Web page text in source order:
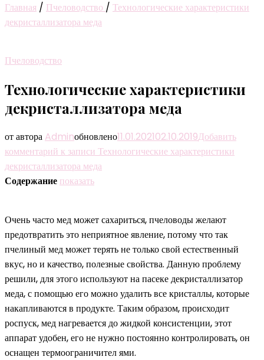
Главная / Пчеловодство / Технологические характеристики
декристаллизатора меда
Пчеловодство
Технологические характеристики
декристаллизатора меда
от автора Adminобновлено11.01.202102.10.2019Добавить
комментарий к записи Технологические характеристики
декристаллизатора меда
Содержание показать
Очень часто мед может сахариться, пчеловоды желают
предотвратить это неприятное явление, потому что так
пчелиный мед может терять не только свой естественный
вкус, но и качество, полезные свойства. Данную проблему
решили, для этого используют на пасеке декристаллизатор
меда, с помощью его можно удалить все кристаллы, которые
накапливаются в продукте. Таким образом, происходит
роспуск, мед нагревается до жидкой консистенции, этот
аппарат удобен, его не нужно постоянно контролировать, он
оснащен термоограничител ями.